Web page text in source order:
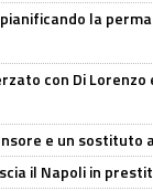
la
con Di
e un sostituto
il Napoli in